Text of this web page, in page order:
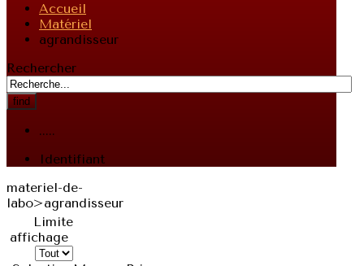
Accueil
Matériel
agrandisseur
Rechercher
find
.....
Identifiant
materiel-de-
labo>agrandisseur
Limite
affichage